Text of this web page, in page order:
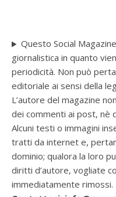
Questo Social
giornalistica in quanto
periodicità. Non può
editoriale ai sensi della
L’autore del magazine
dei commenti ai post, nè
Alcuni testi o immagini
tratti da internet e,
dominio; qualora la loro
diritti d’autore, vogliate
immediatamente rimossi.